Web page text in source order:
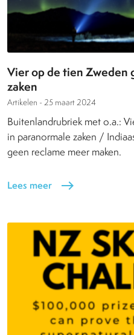
Vier op de tien Zweden
zaken
Artikelen - 25 maart 2024
Buitenlandrubriek met o.a.:
in paranormale zaken /
geen reclame meer maken.
Lees meer east